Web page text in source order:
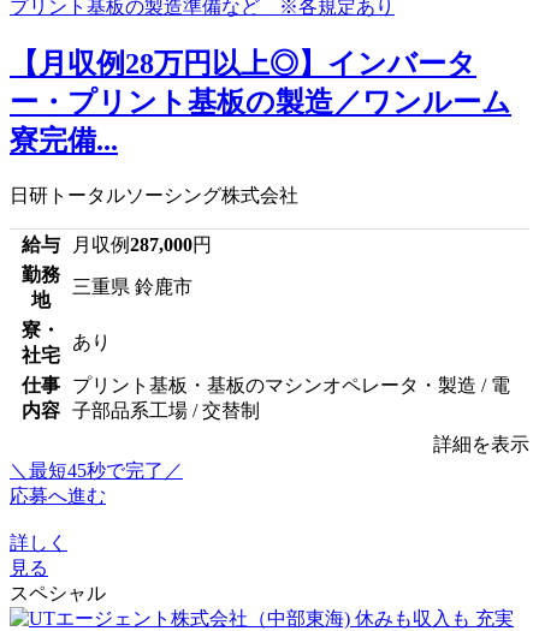
【月収例28万円以上◎】インバータ
ー・プリント基板の製造／ワンルーム
寮完備...
日研トータルソーシング株式会社
給与 月収例287,000円
勤務
地
三重県 鈴鹿市
寮・
社宅
あり
仕事
内容
プリント基板・基板のマシンオペレータ・製造 / 電
子部品系工場 / 交替制
詳細を表示
＼最短45秒で完了／
応募へ進む
詳しく
見る
スペシャル